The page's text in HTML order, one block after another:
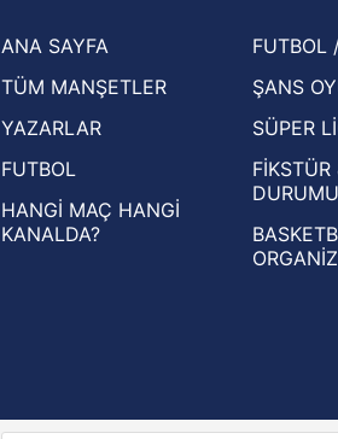
Ziraat Türkiye Kupası haberleri
UEFA Şampiyonlar Ligi haberleri
UEFA Avrupa Ligi haberleri
UEFA Konferans Ligi haberleri
ANA SAYFA
TÜM MANŞETLER
YAZARLAR
FUTBOL
HANGİ MAÇ HANGİ
KANALDA?
FUTBOL
ŞANS
SÜPER
DURUMU